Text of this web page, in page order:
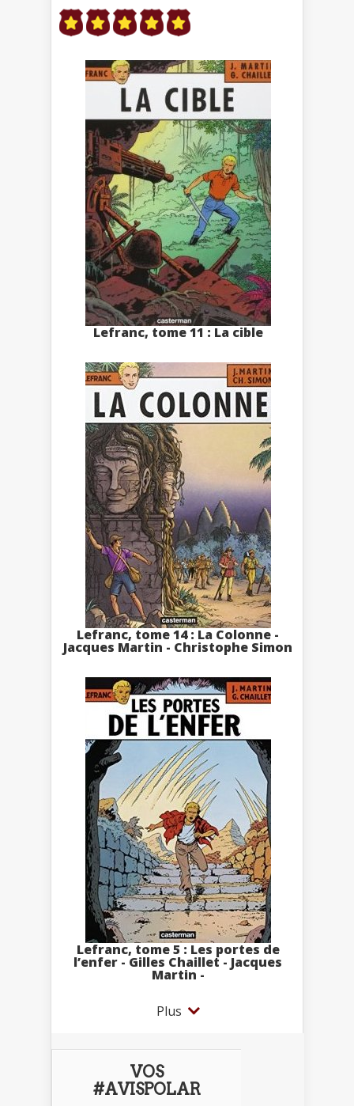
Lefranc, tome 11 : La cible
Lefranc, tome 14 : La Colonne -
Jacques Martin - Christophe Simon
Lefranc, tome 5 : Les portes de
l’enfer - Gilles Chaillet - Jacques
Martin -
Plus
VOS
#AVISPOLAR